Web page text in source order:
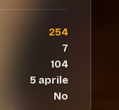
254
7
104
5 aprile
No